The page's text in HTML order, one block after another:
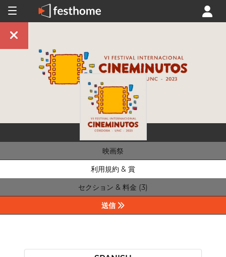
映画祭
利用規約 & 賞
セクション & 料金 (3)
送信